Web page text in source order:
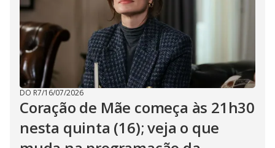
DO R7/16/07/2026
Coração de Mãe começa às 21h30
nesta quinta (16); veja o que